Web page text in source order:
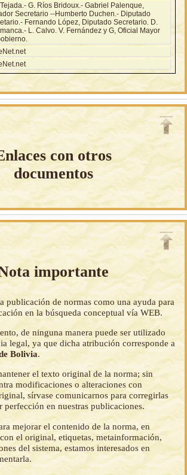
G. Ríos Bridoux.- Gabriel Palenque,
Secretario --Humberto Duchen.- Diputado
Fernando López, Diputado Secretario. D.
L. Calvo. V. Fernández y G, Oficial Mayor
con otros
documentos
importante
publicación de normas como una ayuda para
en la búsqueda conceptual vía WEB.
de ninguna manera puede ser utilizado
legal, ya que dicha atribución corresponde a
Bolivia.
el texto original de la norma; sin
modificaciones o alteraciones con
sírvase comunicarnos para corregirlas
perfección en nuestras publicaciones.
mejorar el contenido de la norma, en
el original, etiquetas, metainformación,
del sistema, estamos interesados en